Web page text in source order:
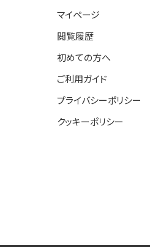
マイページ
閲覧履歴
初めての方へ
ご利用ガイド
プライバシーポリシー
クッキーポリシー